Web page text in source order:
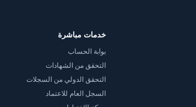
خدمات مباشرة
بوابة الحساب
التحقق من الشهادات
التحقق الدولي من السجلات
السجل العام للاعتماد